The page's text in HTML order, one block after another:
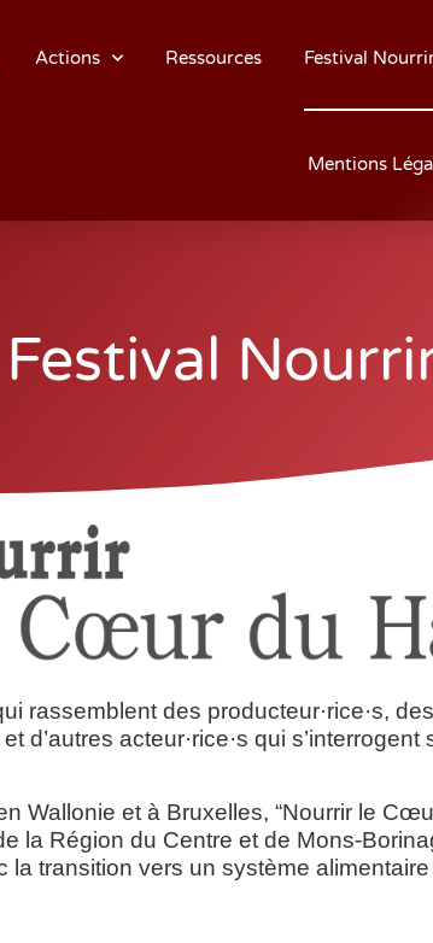
Actions Ressources Festival
Mentions
Festival
ras­semblent des producteur·rice·s,
d’autres acteur·rice·s qui
Wal­lo­nie et à Bruxelles, “Nour­rir le
la Région du Centre et de Mons-
tran­si­tion vers un sys­tème